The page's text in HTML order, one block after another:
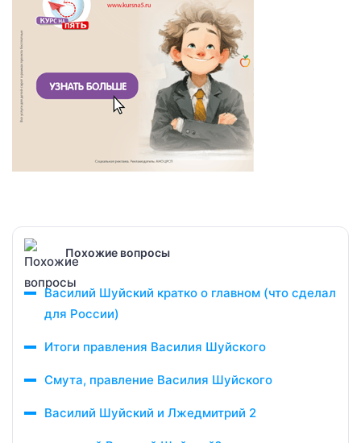
Похожие вопросы
Василий Шуйский кратко о главном (что сделал
для России)
Итоги правления Василия Шуйского
Смута, правление Василия Шуйского
Василий Шуйский и Лжедмитрий 2